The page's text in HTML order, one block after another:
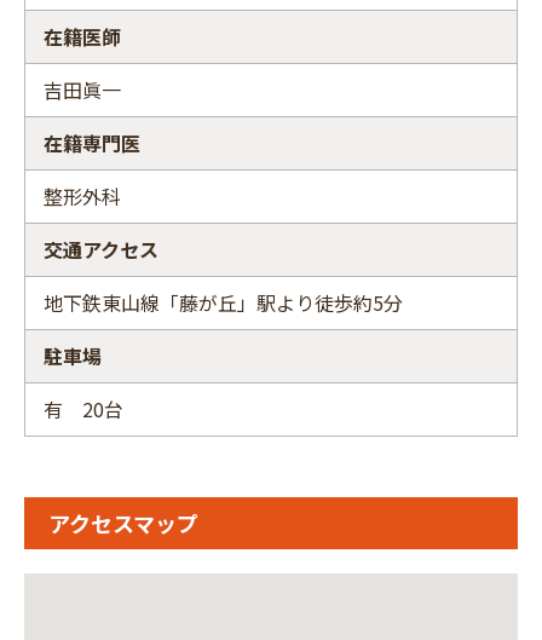
在籍医師
吉田眞一
在籍専門医
整形外科
交通アクセス
地下鉄東山線「藤が丘」駅より徒歩約5分
駐車場
有 20台
アクセスマップ